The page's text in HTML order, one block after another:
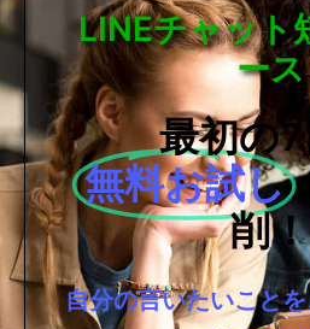
LINEチャット
ース
最初の
無料お試し
削！
自分の言いたいこと